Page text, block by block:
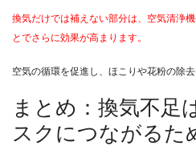
換気だけでは補えない部分は、空気清浄
とでさらに効果が高まります。
空気の循環を促進し、ほこりや花粉の除去
まとめ：換気不足
スクにつながるた